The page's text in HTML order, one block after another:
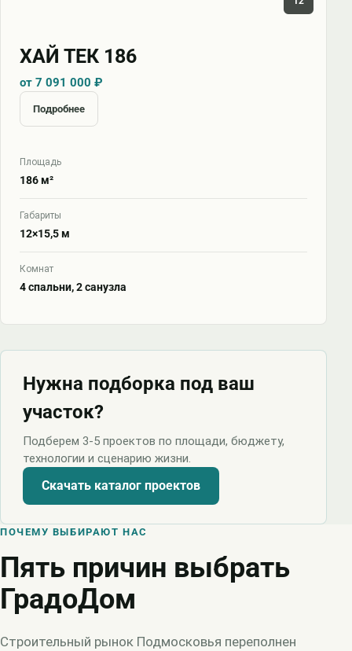
ХАЙ ТЕК 186
от 7 091 000 ₽
Подробнее
Площадь
186 м²
Габариты
12×15,5 м
Комнат
4 спальни, 2 санузла
Нужна подборка под ваш
участок?
Подберем 3-5 проектов по площади, бюджету,
технологии и сценарию жизни.
Скачать каталог проектов
ПОЧЕМУ ВЫБИРАЮТ НАС
Пять причин выбрать
ГрадоДом
Строительный рынок Подмосковья переполнен